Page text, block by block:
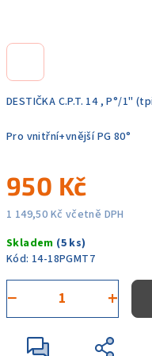
DESTIČKA C.P.T. 14 , P°/1"
Pro vnitřní+vnější PG 80°
950 Kč
1 149,50 Kč včetně DPH
cena:
Skladem (5 ks)
Kód: 14-18PGMT7
+
−